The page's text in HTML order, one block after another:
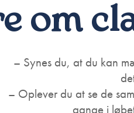
om
– Synes du, at du kan
– Oplever du at se de
gange i